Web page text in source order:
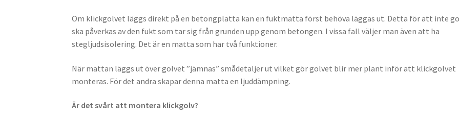
Om klickgolvet läggs direkt på en betongplatta kan en fuktmatta först behöva läggas ut. Detta för att inte
ska påverkas av den fukt som tar sig från grunden upp genom betongen. I vissa fall väljer man även att ha
stegljudsisolering. Det är en matta som har två funktioner.
När mattan läggs ut över golvet ”jämnas” smådetaljer ut vilket gör golvet blir mer plant inför att klickgolvet
monteras. För det andra skapar denna matta en ljuddämpning.
Är det svårt att montera klickgolv?